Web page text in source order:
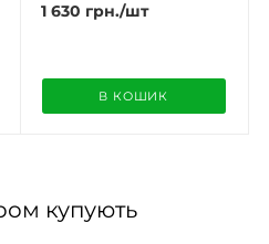
1 630 грн./шт
В КОШИК
купують